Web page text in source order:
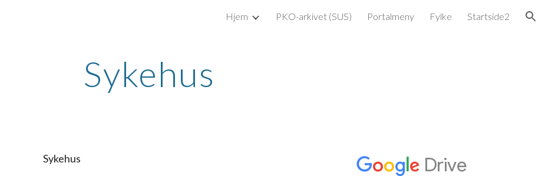
Skip to navigation
Hjem PKO-arkivet (SUS) Portalmeny Fylke Startside2
Sykehus
Sykehus